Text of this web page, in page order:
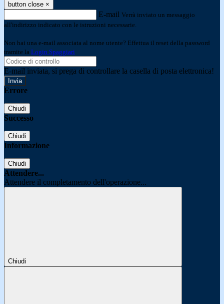
button close ×
E-mail Verrà inviato un messaggio
all'indirizzo indicato con le istruzioni necessarie.
Non hai una e-mail associata al nome utente? Effettua il reset della password
tramite la Login Spaggiari
E-mail inviata, si prega di controllare la casella di posta elettronica!
Errore
Chiudi
Successo
Chiudi
Informazione
Chiudi
Attendere...
Attendere il completamento dell'operazione...
Chiudi